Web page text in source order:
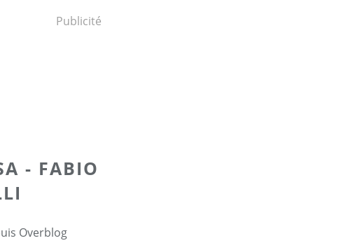
Publicité
- FABIO
Overblog